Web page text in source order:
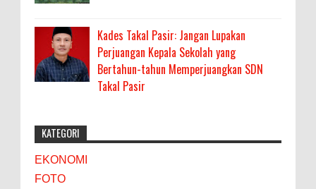
Kades Takal Pasir: Jangan Lupakan
Perjuangan Kepala Sekolah yang
Bertahun-tahun Memperjuangkan SDN
Takal Pasir
KATEGORI
EKONOMI
FOTO